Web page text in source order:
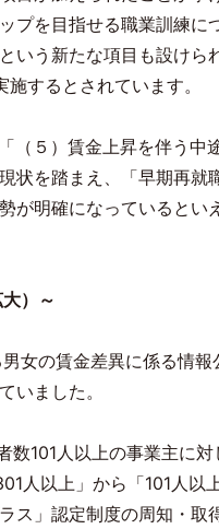
プを目指せる職業訓練に
いう新たな項目も設け
するとされています。
（５）賃金上昇を伴う中
状を踏まえ、「早期再
が明確になっているとい
）～
女の賃金差異に係る情
いました。
数101 人以上の事業主に
人以上」から「101 人以
」認定制度の周知・